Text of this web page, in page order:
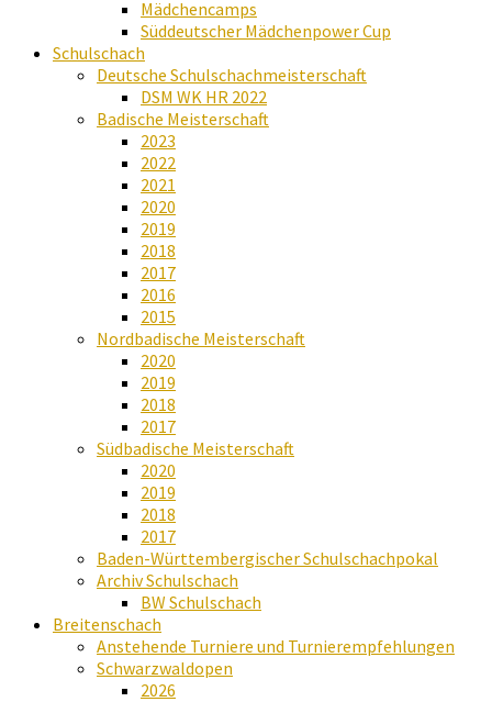
Mädchencamps
Süddeutscher Mädchenpower Cup
Schulschach
Deutsche Schulschachmeisterschaft
DSM WK HR 2022
Badische Meisterschaft
2023
2022
2021
2020
2019
2018
2017
2016
2015
Nordbadische Meisterschaft
2020
2019
2018
2017
Südbadische Meisterschaft
2020
2019
2018
2017
Baden-Württembergischer Schulschachpokal
Archiv Schulschach
BW Schulschach
Breitenschach
Anstehende Turniere und Turnierempfehlungen
Schwarzwaldopen
2026